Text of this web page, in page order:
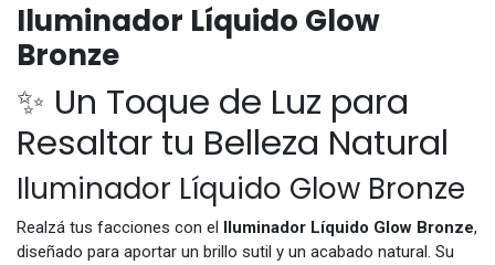
Iluminador Líquido Glow
Bronze
✨ Un Toque de Luz para
Resaltar tu Belleza Natural
Iluminador Líquido Glow Bronze
Realzá tus facciones con el Iluminador Líquido Glow Bronze,
diseñado para aportar un brillo sutil y un acabado natural. Su